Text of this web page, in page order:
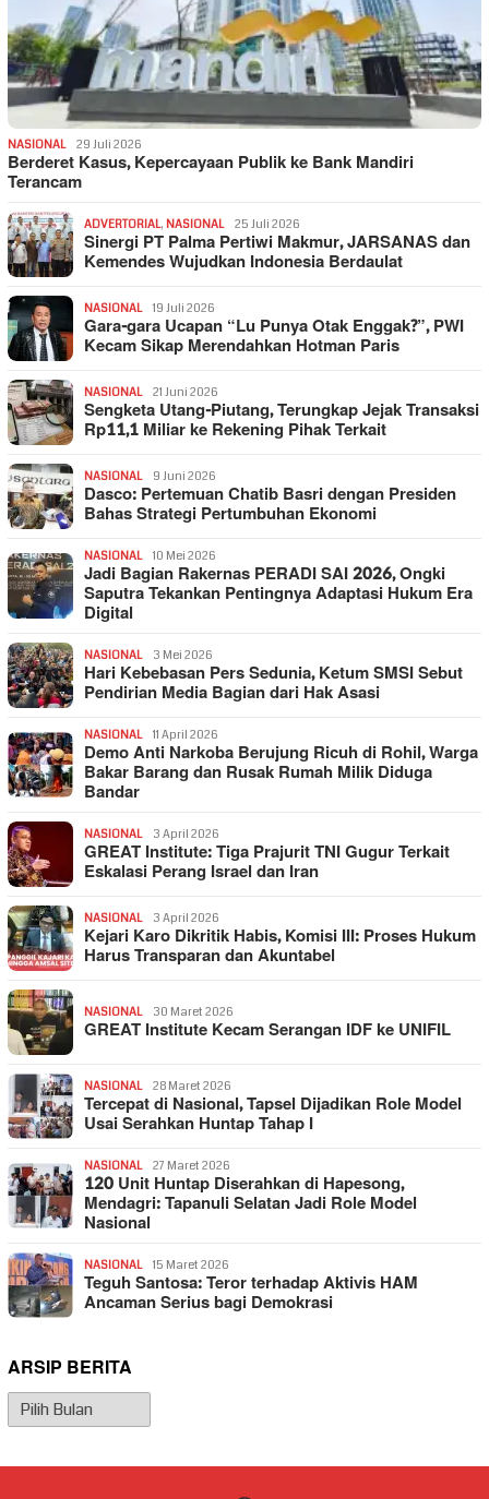
NASIONAL 29 Juli 2026
Berderet Kasus, Kepercayaan Publik ke Bank Mandiri
Terancam
ADVERTORIAL, NASIONAL 25 Juli 2026
Sinergi PT Palma Pertiwi Makmur, JARSANAS dan
Kemendes Wujudkan Indonesia Berdaulat
NASIONAL 19 Juli 2026
Gara-gara Ucapan “Lu Punya Otak Enggak?”, PWI
Kecam Sikap Merendahkan Hotman Paris
NASIONAL 21 Juni 2026
Sengketa Utang-Piutang, Terungkap Jejak Transaksi
Rp11,1 Miliar ke Rekening Pihak Terkait
NASIONAL 9 Juni 2026
Dasco: Pertemuan Chatib Basri dengan Presiden
Bahas Strategi Pertumbuhan Ekonomi
NASIONAL 10 Mei 2026
Jadi Bagian Rakernas PERADI SAI 2026, Ongki
Saputra Tekankan Pentingnya Adaptasi Hukum Era
Digital
NASIONAL 3 Mei 2026
Hari Kebebasan Pers Sedunia, Ketum SMSI Sebut
Pendirian Media Bagian dari Hak Asasi
NASIONAL 11 April 2026
Demo Anti Narkoba Berujung Ricuh di Rohil, Warga
Bakar Barang dan Rusak Rumah Milik Diduga
Bandar
NASIONAL 3 April 2026
GREAT Institute: Tiga Prajurit TNI Gugur Terkait
Eskalasi Perang Israel dan Iran
NASIONAL 3 April 2026
Kejari Karo Dikritik Habis, Komisi III: Proses Hukum
Harus Transparan dan Akuntabel
NASIONAL 30 Maret 2026
GREAT Institute Kecam Serangan IDF ke UNIFIL
NASIONAL 28 Maret 2026
Tercepat di Nasional, Tapsel Dijadikan Role Model
Usai Serahkan Huntap Tahap I
NASIONAL 27 Maret 2026
120 Unit Huntap Diserahkan di Hapesong,
Mendagri: Tapanuli Selatan Jadi Role Model
Nasional
NASIONAL 15 Maret 2026
Teguh Santosa: Teror terhadap Aktivis HAM
Ancaman Serius bagi Demokrasi
ARSIP BERITA
Arsip
Berita